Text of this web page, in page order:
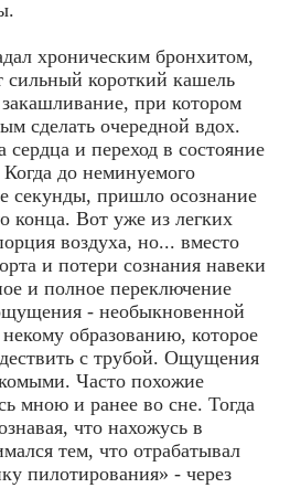
хроническим бронхитом,
сильный короткий кашель
при котором
сделать очередной вдох.
и переход в состояние
до неминуемого
секунды, пришло осознание
конца. Вот уже из легких
воздуха, но... вместо
и потери сознания навеки
и полное переключение
- необыкновен­ной
образованию, которое
с трубой. Ощущения
Часто похожие
мною и ранее во сне. Тогда
что нахожусь в
тем, что отрабатывал
пилотирования» - через